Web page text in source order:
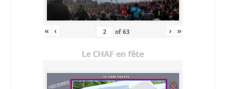
« ‹ of63 › »
Le CHAF en fête